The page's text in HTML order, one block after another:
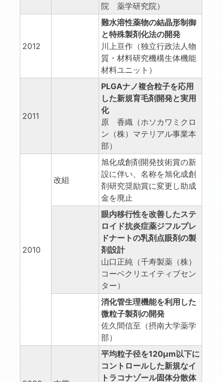
院 薬学研究院）
2012
難水溶性薬物の結晶形制御
と特殊製剤化法の開発
川上亘作（独立行政法人物
質・材料研究機構生体機能
材料ユニット）
2011
PLGAナノ複合粒子を応用
した新規育毛剤開発と実用
化
原 香織（ホソカワミクロ
ン（株）マテリアル事業本
部）
2010
改組
旭化成創剤開発技術賞の新
設に伴い、名称を旭化成創
剤研究奨励賞に変更し助成
金を廃止
眼内移行性を改善したステ
ロイド抗炎症薬ジフルプレ
ドナートの乳剤点眼剤の製
剤設計
山口正純（千寿製薬（株）
コーベクリエイティブセン
ター）
消化管生理機能を利用した
微粒子製剤の開発
佐久間信至（摂南大学薬学
部）
平均粒子径を120μm以下に
コントロールした新規なイ
トラコナゾール固体分散体